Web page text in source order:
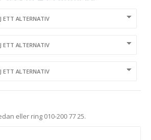
eller ring 010-200 77 25.